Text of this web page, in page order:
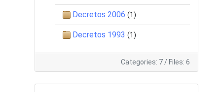
Decretos 2006 (1)
Decretos 1993 (1)
Categories: 7 / Files: 6